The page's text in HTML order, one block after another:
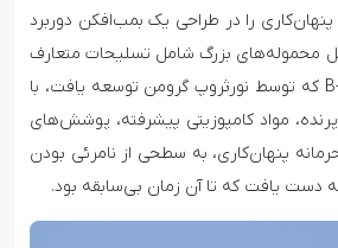
را در طراحی یک بمب‌افکن دوربرد
محموله‌های بزرگ شامل تسلیحات متعارف
و هسته‌ای بود. B-۲ Spirit که توسط نورثروپ گرومن توسعه یافت، با
مواد کامپوزیتی پیشرفته، پوشش‌های
پنهان‌کاری، به سطحی از نامرئی بودن
دست یافت که تا آن زمان بی‌سابقه بود.